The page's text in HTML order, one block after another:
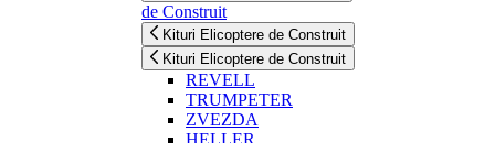
de Construit
Kituri Elicoptere de Construit
Kituri Elicoptere de Construit
REVELL
TRUMPETER
ZVEZDA
HELLER